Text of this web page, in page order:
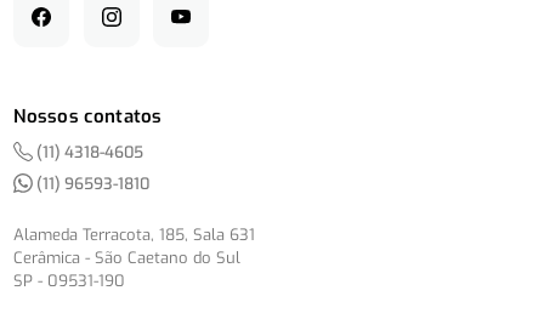
Nossos contatos
(11) 4318-4605
(11) 96593-1810
Alameda Terracota, 185, Sala 631
Cerâmica - São Caetano do Sul
SP - 09531-190